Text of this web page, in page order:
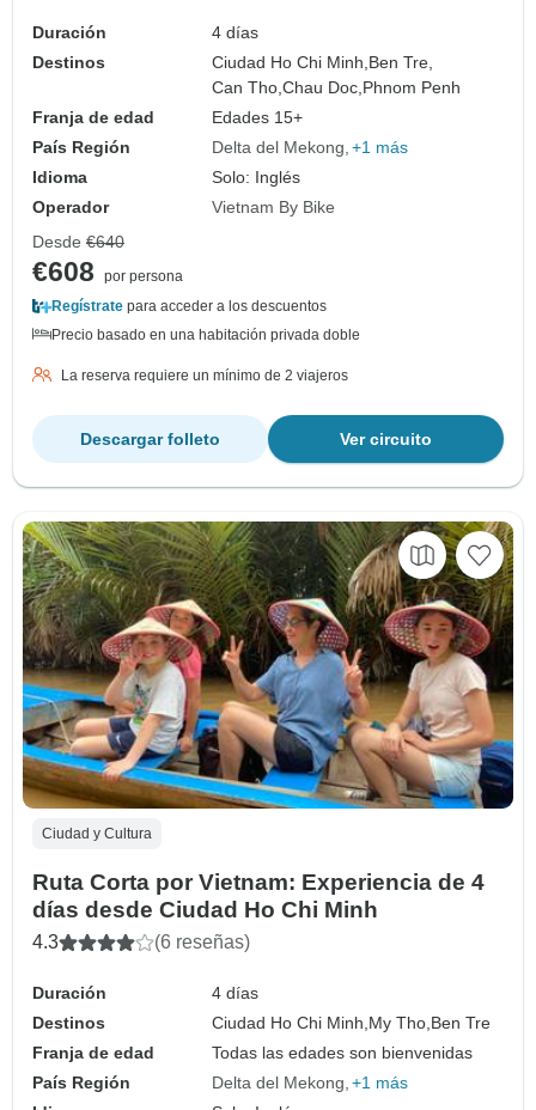
Duración
4 días
Destinos
Ciudad Ho Chi Minh,Ben Tre,
Can Tho,Chau Doc,Phnom Penh
Franja de edad
Edades 15+
País Región
Delta del Mekong +1 más
Idioma
Solo: Inglés
Operador
Vietnam By Bike
Desde €640
€608
por persona
Regístrate para acceder a los descuentos
Precio basado en una habitación privada doble
La reserva requiere un mínimo de 2 viajeros
Ver circuito
Descargar folleto
Ciudad y Cultura
Ruta Corta por Vietnam: Experiencia de 4
días desde Ciudad Ho Chi Minh
4.3 (6 reseñas)
Duración
4 días
Destinos
Ciudad Ho Chi Minh, My Tho, Ben Tre
Franja de edad
Todas las edades son bienvenidas
País Región
Delta del Mekong +1 más